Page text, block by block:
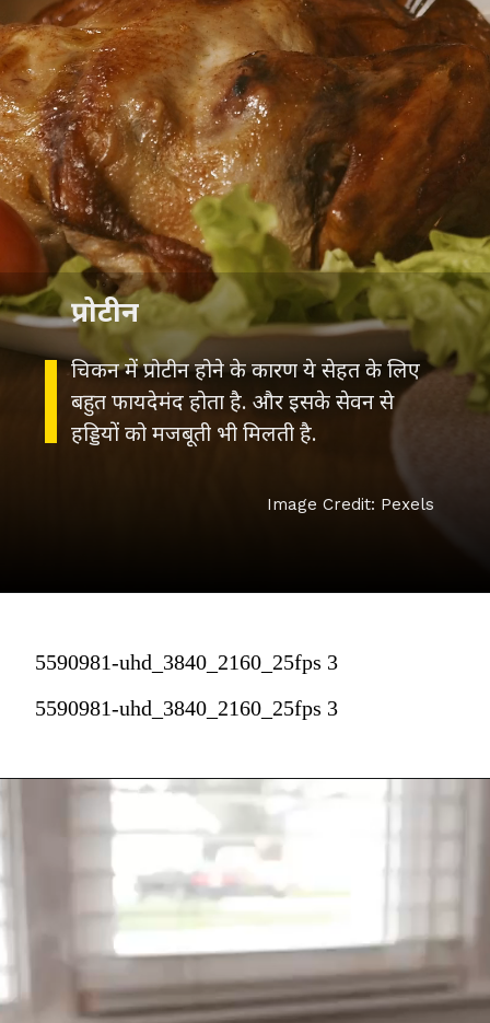
चिकन में प्रोटीन होने के कारण ये सेहत के लिए
बहुत फायदेमंद होता है. और इसके सेवन से
हड्डियों को मजबूती भी मिलती है.
प्रोटीन
Image Credit: Pexels
5590981-uhd_3840_2160_25fps 3
5590981-uhd_3840_2160_25fps 3